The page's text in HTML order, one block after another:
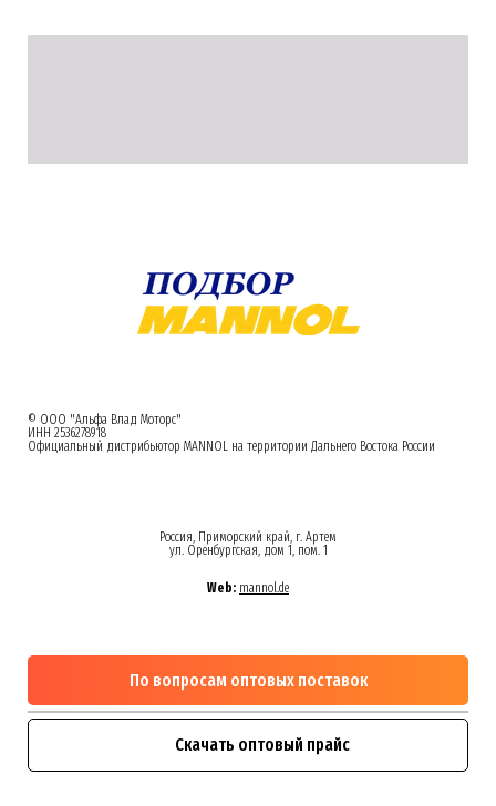
© ООО "Альфа Влад Моторс"
ИНН 2536278918
Официальный дистрибьютор MANNOL на территории Дальнего Востока России
Россия, Приморский край, г. Артем
ул. Оренбургская, дом 1, пом. 1
Web: mannol.de
По вопросам оптовых поставок
Скачать оптовый прайс